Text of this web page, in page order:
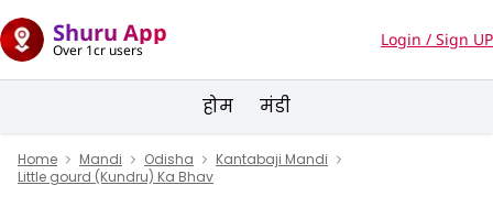
Shuru App
Over 1cr users
Login / Sign UP
होम मंडी
Home Mandi Odisha
Kantabaji Mandi
Little gourd (Kundru) Ka Bhav